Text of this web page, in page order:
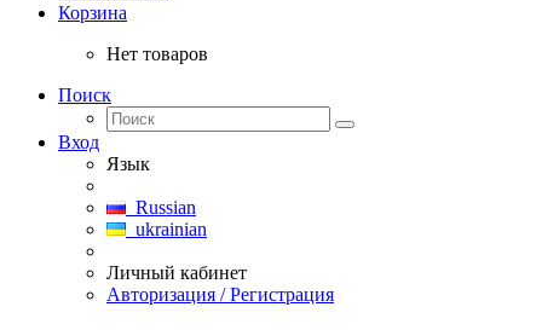
Корзина
Нет товаров
Поиск
Вход
Язык
Russian
ukrainian
Личный кабинет
Авторизация / Регистрация